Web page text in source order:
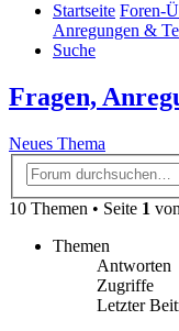
Startseite Foren-
Anregungen &
Suche
Fragen,
Neues Thema
10 Themen • Seite 1 von
Themen
Antworten
Zugriffe
Letzter